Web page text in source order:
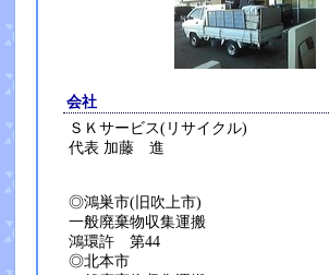
会社
ＳＫサービス(リサイクル)
代表 加藤 進
◎鴻巣市(旧吹上市)
一般廃棄物収集運搬
鴻環許 第44
◎北本市